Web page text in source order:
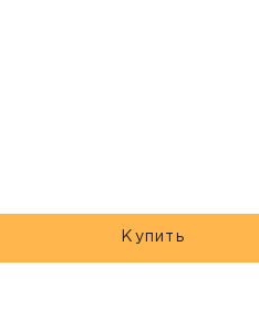
Купить